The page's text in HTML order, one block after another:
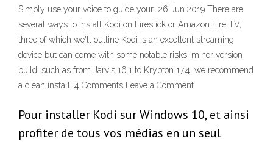
Simply use your voice to guide your 26 Jun 2019 There are
several ways to install Kodi on Firestick or Amazon Fire TV,
three of which we'll outline Kodi is an excellent streaming
device but can come with some notable risks. minor version
build, such as from Jarvis 16.1 to Krypton 17.4, we recommend
a clean install. 4 Comments Leave a Comment.
Pour installer Kodi sur Windows 10, et ainsi
profiter de tous vos médias en un seul